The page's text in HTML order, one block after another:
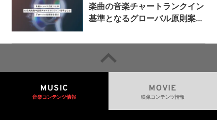
楽曲の音楽チャートランクイン
基準となるグローバル原則案を
るための統一的な枠組みを提案
MUSIC
音楽コンテンツ情報
MOVIE
映像コンテンツ情報